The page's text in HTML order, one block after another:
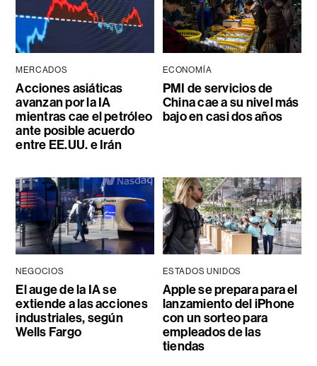
MERCADOS
Acciones asiáticas
avanzan por la IA
mientras cae el petróleo
ante posible acuerdo
entre EE.UU. e Irán
ECONOMÍA
PMI de servicios de
China cae a su nivel más
bajo en casi dos años
NEGOCIOS
El auge de la IA se
extiende a las acciones
industriales, según
Wells Fargo
ESTADOS UNIDOS
Apple se prepara para el
lanzamiento del iPhone
con un sorteo para
empleados de las
tiendas